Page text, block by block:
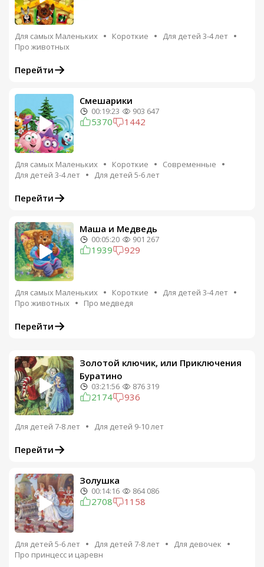
Для самых Маленьких Короткие
Для детей 3-4 лет
Про животных
Перейти
Смешарики
00:19:23 903 647
5370 1442
Для самых Маленьких Короткие
Современные
Для детей 3-4 лет
Для детей 5-6 лет
Перейти
Маша и Медведь
00:05:20 901 267
1939 929
Для самых Маленьких Короткие
Для детей 3-4 лет
Про животных
Про медведя
Перейти
Золотой ключик, или Приключения
Буратино
03:21:56 876 319
2174 936
Для детей 7-8 лет Для детей 9-10 лет
Перейти
Золушка
00:14:16 864 086
2708 1158
Для детей 5-6 лет Для детей 7-8 лет
Для девочек
Про принцесс и царевн